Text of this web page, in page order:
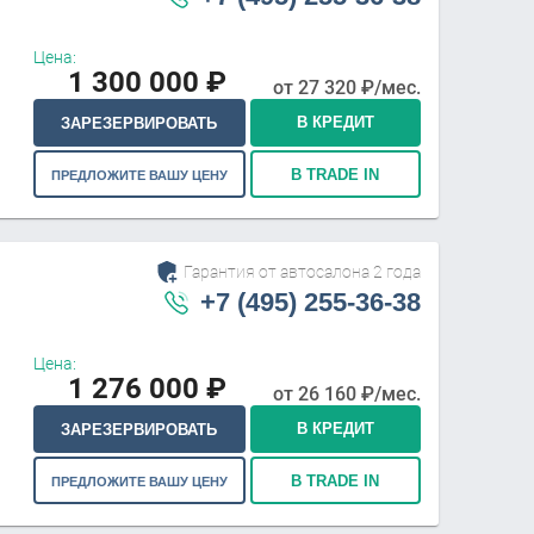
Цена:
1 300 000 ₽ от 27 320₽/мес.
ЗАРЕЗЕРВИРОВАТЬ В КРЕДИТ
ПРЕДЛОЖИТЕ ВАШУ ЦЕНУ В TRADE IN
Гарантия от автосалона 2 года
+7 (495) 255-36-38
Цена:
1 276 000 ₽ от 26 160₽/мес.
ЗАРЕЗЕРВИРОВАТЬ В КРЕДИТ
ПРЕДЛОЖИТЕ ВАШУ ЦЕНУ В TRADE IN